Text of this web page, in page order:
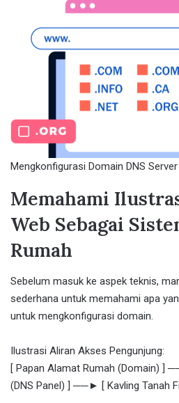
Mengkonfigurasi Domain DNS
Memahami
Web Sebagai
Rumah
Sebelum masuk ke aspek teknis,
sederhana untuk memahami apa
untuk mengkonfigurasi domain.
Ilustrasi Aliran Akses Pengunjung:
[ Papan Alamat Rumah (Domain) ]
(DNS Panel) ] ──► [ Kavling Tanah